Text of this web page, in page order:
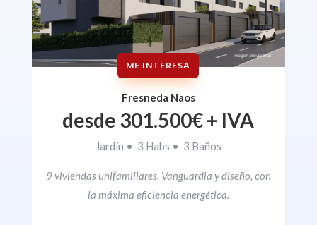
ME INTERESA
Fresneda Naos
desde 301.500€ + IVA
Jardín • 3 Habs • 3 Baños
9 viviendas unifamiliares. Vanguardia y diseño, con
la máxima eficiencia energética.